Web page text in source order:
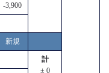
-3,900
新規
計
± 0